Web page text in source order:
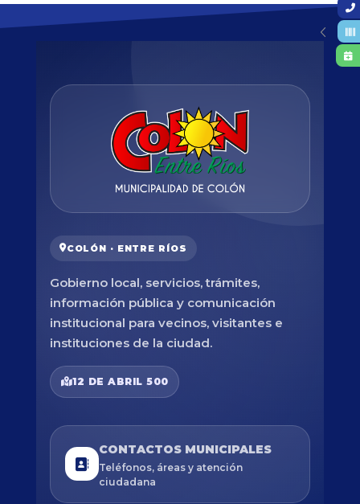
COLÓN · ENTRE RÍOS
Gobierno local, servicios, trámites,
información pública y comunicación
institucional para vecinos, visitantes e
instituciones de la ciudad.
12 DE ABRIL 500
CONTACTOS MUNICIPALES
Teléfonos, áreas y atención
ciudadana